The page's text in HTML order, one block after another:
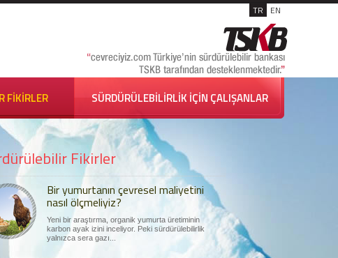
TR EN
FİKİRLER SÜRDÜRÜLEBİLİRLİK İÇİN ÇALIŞANLAR
Fikirler
Bir yumurtanın çevresel maliyetini
nasıl ölçmeliyiz?
Yeni bir araştırma, organik yumurta üretiminin
karbon ayak izini inceliyor. Peki sürdürülebilirlik
yalnızca sera gazı...